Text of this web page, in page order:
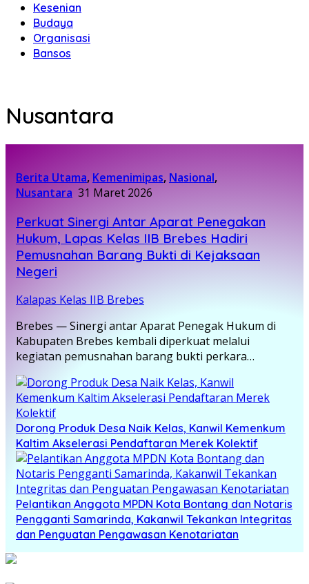
Kesenian
Budaya
Organisasi
Bansos
Nusantara
Berita Utama, Kemenimipas, Nasional,
Nusantara 31 Maret 2026
Perkuat Sinergi Antar Aparat Penegakan
Hukum, Lapas Kelas IIB Brebes Hadiri
Pemusnahan Barang Bukti di Kejaksaan
Negeri
Kalapas Kelas IIB Brebes
Brebes — Sinergi antar Aparat Penegak Hukum di
Kabupaten Brebes kembali diperkuat melalui
kegiatan pemusnahan barang bukti perkara…
Dorong Produk Desa Naik Kelas, Kanwil Kemenkum
Kaltim Akselerasi Pendaftaran Merek Kolektif
Pelantikan Anggota MPDN Kota Bontang dan Notaris
Pengganti Samarinda, Kakanwil Tekankan Integritas
dan Penguatan Pengawasan Kenotariatan